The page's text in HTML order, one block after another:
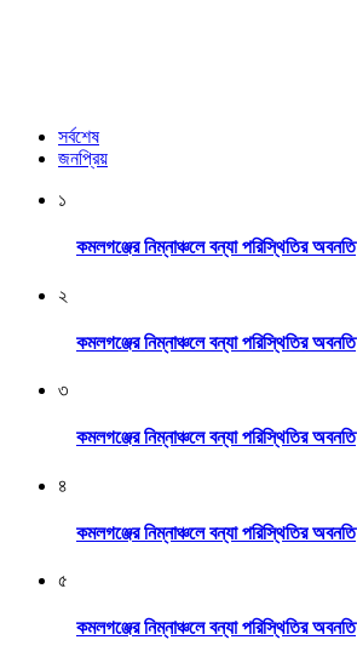
সর্বশেষ
জনপ্রিয়
১
কমলগঞ্জের নিম্নাঞ্চলে বন্যা পরিস্থিতির অবনতি
২
কমলগঞ্জের নিম্নাঞ্চলে বন্যা পরিস্থিতির অবনতি
৩
কমলগঞ্জের নিম্নাঞ্চলে বন্যা পরিস্থিতির অবনতি
৪
কমলগঞ্জের নিম্নাঞ্চলে বন্যা পরিস্থিতির অবনতি
৫
কমলগঞ্জের নিম্নাঞ্চলে বন্যা পরিস্থিতির অবনতি